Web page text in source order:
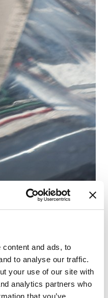
and ads, to
to analyse our traffic.
your use of our site with
analytics partners who
that you’ve